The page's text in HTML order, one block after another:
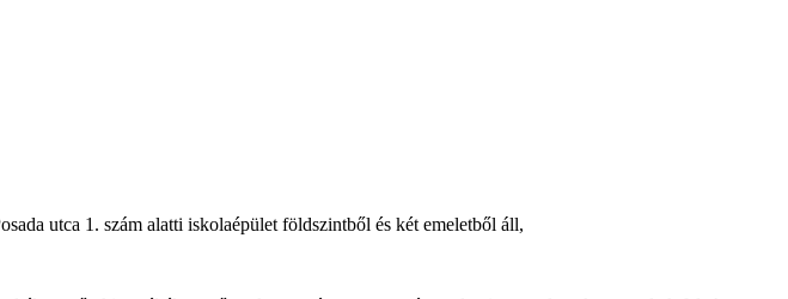
utca 1. szám alatti iskolaépület földszintből és két emeletből áll,